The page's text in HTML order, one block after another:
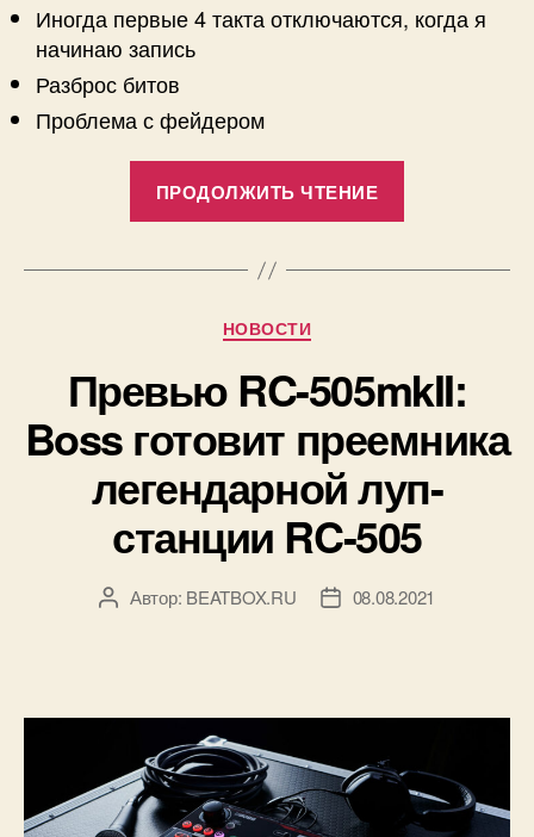
Иногда первые 4 такта отключаются, когда я
начинаю запись
Разброс битов
Проблема с фейдером
ПРОДОЛЖИТЬ ЧТЕНИЕ
Boss
mkII»
Рубрики
НОВОСТИ
Превью RC-505mkII:
Boss готовит преемника
легендарной луп-
станции RC-505
АвторАвтор: BEATBOX.RU
Дата08.08.2021